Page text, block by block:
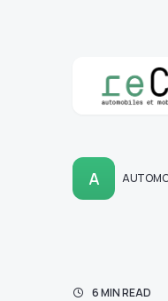
A
6 MIN READ